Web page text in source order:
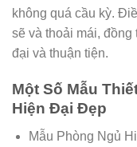
không quá cầu kỳ.
sẽ và thoải mái,
đại và thuận tiện.
Một Số Mẫu
Hiện Đại Đẹp
Mẫu Phòng Ngủ